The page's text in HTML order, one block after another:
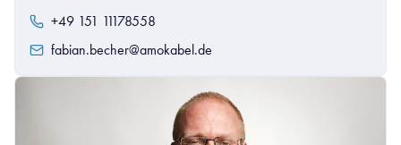
+49 151 11178558
fabian.becher@amokabel.de